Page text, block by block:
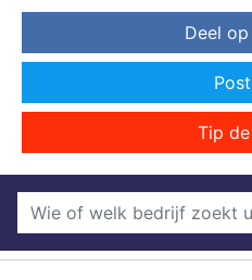
Deel
Tip